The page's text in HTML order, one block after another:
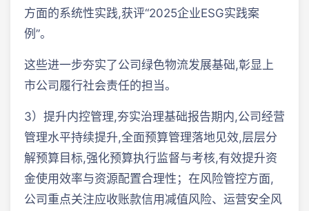
方面的系统性实践,获评“2025企业ESG实践案
例”。
这些进一步夯实了公司绿色物流发展基础,彰显上
市公司履行社会责任的担当。
3）提升内控管理,夯实治理基础报告期内,公司经营
管理水平持续提升,全面预算管理落地见效,层层分
解预算目标,强化预算执行监督与考核,有效提升资
金使用效率与资源配置合理性；在风险管控方面,
公司重点关注应收账款信用减值风险、运营安全风